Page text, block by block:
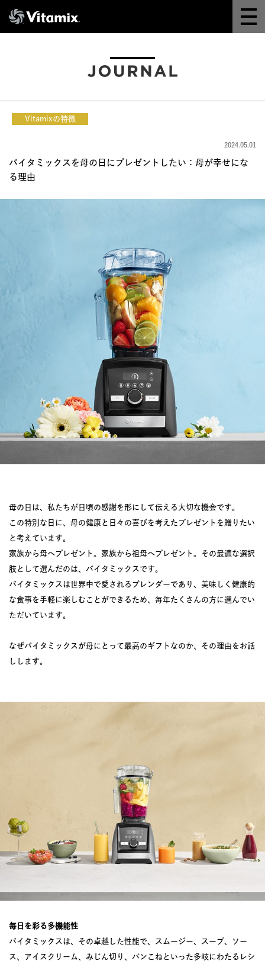
オンラインストア
レシピ
よくある質問
JOURNAL
レビュー
Vitamixの特徴
2024.05.01
バイタミックスを母の日にプレゼントしたい：母が幸せにな
る理由
母の日は、私たちが日頃の感謝を形にして伝える大切な機会です。
この特別な日に、母の健康と日々の喜びを考えたプレゼントを贈りたい
と考えています。
家族から母へプレゼント。家族から祖母へプレゼント。その最適な選択
肢として選んだのは、バイタミックスです。
バイタミックスは世界中で愛されるブレンダーであり、美味しく健康的
な食事を手軽に楽しむことができるため、毎年たくさんの方に選んでい
ただいています。
なぜバイタミックスが母にとって最高のギフトなのか、その理由をお話
しします。
毎日を彩る多機能性
バイタミックスは、その卓越した性能で、スムージー、スープ、ソー
ス、アイスクリーム、みじん切り、パンこねといった多岐にわたるレシ